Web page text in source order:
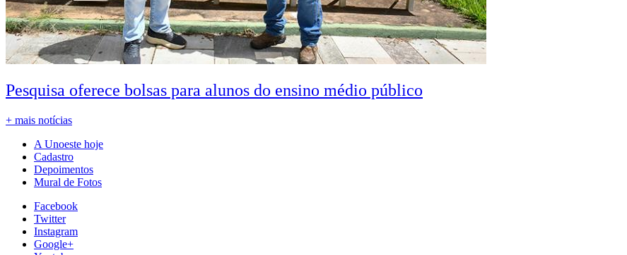
Pesquisa oferece bolsas para alunos do ensino médio público
+ mais notícias
A Unoeste hoje
Cadastro
Depoimentos
Mural de Fotos
Facebook
Twitter
Instagram
Google+